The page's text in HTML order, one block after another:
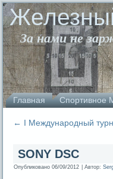
За нами не
Главная Спортивное
← I Международный
SONY DSC
Опубликовано 06/09/2012 Автор: